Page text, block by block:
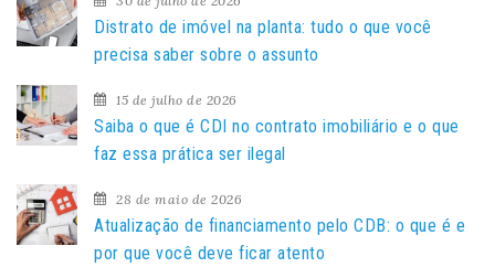
s
a
p
o
:
Distrato de imóvel na planta: tudo o que você
precisa saber sobre o assunto
15 de julho de 2026
Saiba o que é CDI no contrato imobiliário e o que
faz essa prática ser ilegal
28 de maio de 2026
Atualização de financiamento pelo CDB: o que é e
por que você deve ficar atento